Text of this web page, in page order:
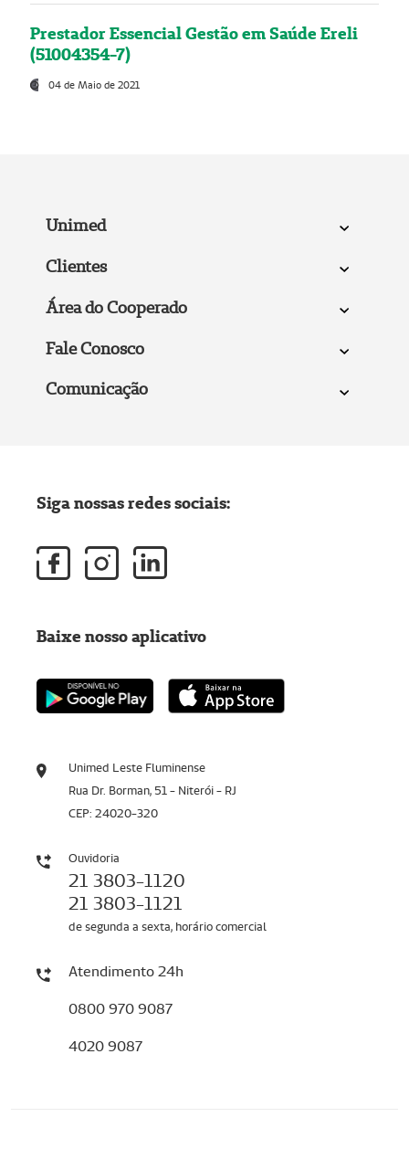
Prestador Essencial Gestão em Saúde Ereli
(51004354-7)
04 de Maio de 2021
Unimed
Clientes
Área do Cooperado
Fale Conosco
Comunicação
Unimed Leste Fluminense
Rua Dr. Borman, 51 - Niterói - RJ
CEP: 24020-320
Ouvidoria
21 3803-1120
21 3803-1121
de segunda a sexta, horário comercial
Atendimento 24h
0800 970 9087
4020 9087
Siga nossas redes sociais:
Baixe nosso aplicativo